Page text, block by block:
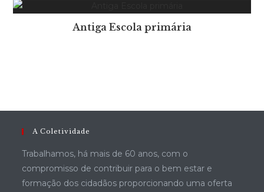
Antiga Escola primária
A Coletividade
Trabalhamos, há mais de 60 anos, com o
compromisso de contribuir para o bem estar e
formação dos cidadãos proporcionando uma oferta